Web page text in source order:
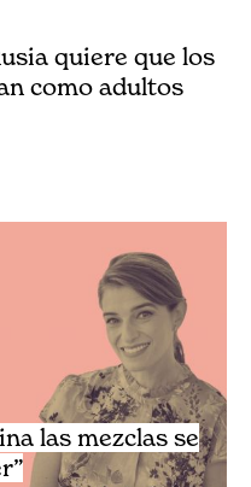
quiere que los
como adultos
las mezclas se